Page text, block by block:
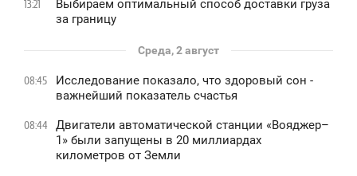
13:21
Выбираем оптимальный способ доставки груза
за границу
Среда, 2 август
08:45
Исследование показало, что здоровый сон -
важнейший показатель счастья
08:44
Двигатели автоматической станции «Вояджер–
1» были запущены в 20 миллиардах
километров от Земли